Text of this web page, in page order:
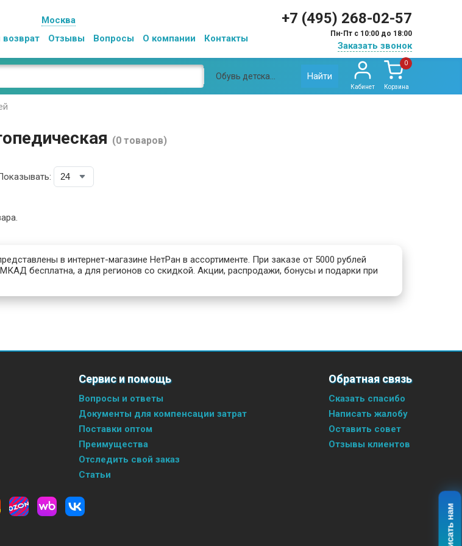
Москва
возврат Отзывы Вопросы О компании Контакты
+7 (495) 268-02-57
Пн-Пт с 10:00 до 18:00
Заказать звонок
Найти
Кабинет
0
Корзина
(0 товаров)
в интернет-магазине НетРан в ассортименте. При заказе от 5000 рублей
бесплатна, а для регионов со скидкой. Акции, распродажи, бонусы и подарки при
Сервис и помощь
Вопросы и ответы
Документы для компенсации затрат
Поставки оптом
Преимущества
Отследить свой заказ
Статьи
Обратная связь
Сказать спасибо
Написать жалобу
Оставить совет
Отзывы клиентов